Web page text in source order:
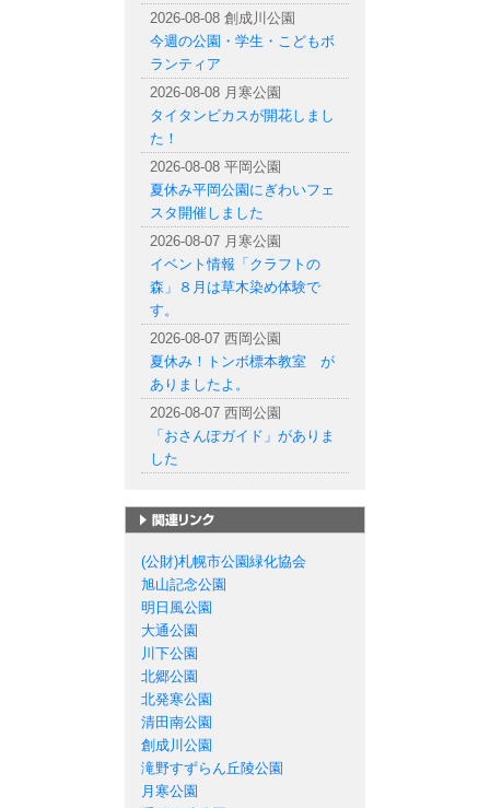
2026-08-08 創成川公園
今週の公園・学生・こどもボ
ランティア
2026-08-08 月寒公園
タイタンビカスが開花しまし
た！
2026-08-08 平岡公園
夏休み平岡公園にぎわいフェ
スタ開催しました
2026-08-07 月寒公園
イベント情報「クラフトの
森」８月は草木染め体験で
す。
2026-08-07 西岡公園
夏休み！トンボ標本教室 が
ありましたよ。
2026-08-07 西岡公園
「おさんぽガイド」がありま
した
(公財)札幌市公園緑化協会
旭山記念公園
明日風公園
大通公園
川下公園
北郷公園
北発寒公園
清田南公園
創成川公園
滝野すずらん丘陵公園
月寒公園